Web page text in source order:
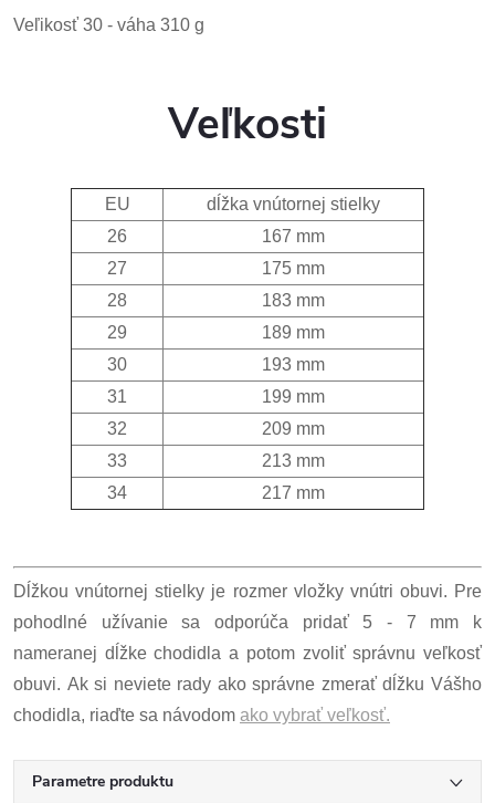
Veľikosť 30 - váha 310 g
Veľkosti
EU
dĺžka vnútornej stielky
26
167 mm
27
175 mm
28
183 mm
29
189 mm
30
193 mm
31
199 mm
32
209 mm
33
213 mm
34
217 mm
Dĺžkou vnútornej stielky je rozmer vložky vnútri obuvi. Pre
pohodlné užívanie sa odporúča pridať 5 - 7 mm k
nameranej dĺžke chodidla a potom zvoliť správnu veľkosť
obuvi. Ak si neviete rady ako správne zmerať dĺžku Vášho
chodidla, riaďte sa návodom ako vybrať veľkosť.
Parametre produktu